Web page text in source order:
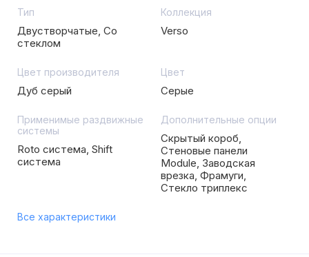
Тип
Двустворчатые, Со
стеклом
Коллекция
Verso
Цвет производителя
Дуб серый
Цвет
Серые
Применимые раздвижные
системы
Roto система, Shift
система
Дополнительные опции
Скрытый короб,
Стеновые панели
Module, Заводская
врезка, Фрамуги,
Стекло триплекс
Все характеристики